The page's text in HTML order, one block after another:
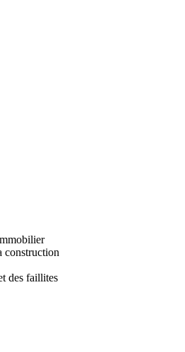
construction
des faillites